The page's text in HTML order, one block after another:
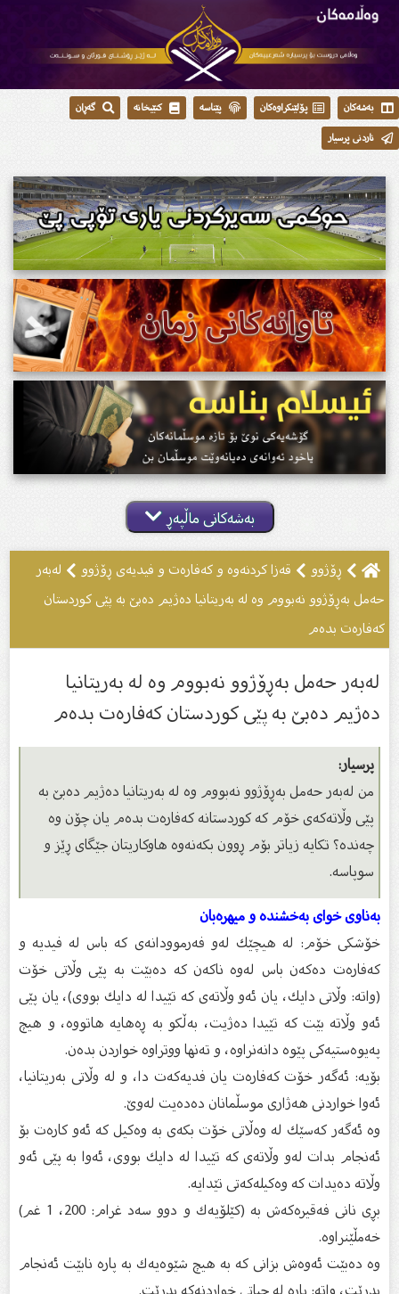
بەشەکان پۆلێنکراوەکان پێناسە کتێبخانە
گەڕان
ناردنی پرسیار
بەشەکانی ماڵپەڕ
ڕۆژوو قەزا کردنەوە و کەفارەت و فیدیەى ڕۆژوو
لەبەر
حەمل بەڕۆژوو نەبووم وە لە بەریتانیا دەژیم دەبێ بە پێى كوردستان‌
كەفارەت بدەم
لەبەر حەمل بەڕۆژوو نەبووم وە لە بەریتانیا
دەژیم دەبێ بە پێى كوردستان‌ كەفارەت بدەم
پرسیار:
من لەبەر حەمل بەڕۆژوو نەبووم وە لە بەریتانیا دەژیم دەبێ بە
پێى وڵاتەكەى خۆم كە كوردستانە كەفارەت بدەم یان چۆن وە
چەندە؟ تكایە زیاتر بۆم ڕوون بكەنەوە هاوكاریتان جێگاى ڕێز و
سوپاسە.
بەناوى خواى بەخشندە و میهرەبان
خۆشكى خۆم: لە هیچێك لەو فەرموودانەى كە باس لە فیدیە و
كەفارەت دەكەن باس لەوە ناكەن كە دەبێت بە پێی وڵاتى خۆت
(واتە: وڵاتى دایك، یان ئەو وڵاتەى كە تێیدا لە دایك بووى)، یان پێی
ئەو وڵاتە بێت كە تێیدا دەژیت، بەڵكو بە ڕەهایە هاتووە، و هیچ
پەیوەستیەكى پێوە دانەنراوە، و تەنها ووتراوە خواردن بدەن.
بۆیە: ئەگەر خۆت كەفارەت یان فدیەكەت دا، و لە وڵاتى بەریتانیا،
ئەوا خواردنى هەژارى موسڵمانان دەدەیت لەوێ.
وە ئەگەر كەسێك لە وەڵاتى خۆت بكەى بە وەكیل كە ئەو كارەت بۆ
ئەنجام بدات لەو وڵاتەى كە تێیدا لە دایك بووى، ئەوا بە پێی ئەو
وڵاتە دەیدات كە وەكیلەكەتى تێدایە.
بڕى نانى فەقیرەكەش بە (كێلۆیەك و دوو سەد غرام: 200، 1 غم)
خەمڵێنراوە.
وە دەبێت ئەوەش بزانى كە بە هیچ شێوەیەك بە پارە نابێت ئەنجام